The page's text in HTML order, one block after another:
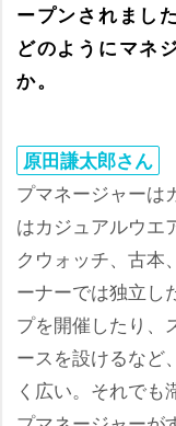
ープンされまし
どのようにマネ
か。
原田謙太郎さん
プマネージャーは
はカジュアルウエ
クウォッチ、古本
ーナーでは独立し
プを開催したり、
ースを設けるなど
く広い。それでも